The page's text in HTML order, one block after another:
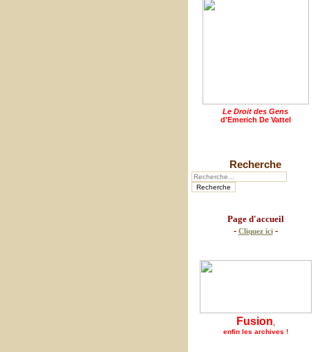
Le Droit des Gens
d'Emerich De Vattel
Recherche
Page d'accueil
- Cliquez ici-
Fusion
enfin les archives !